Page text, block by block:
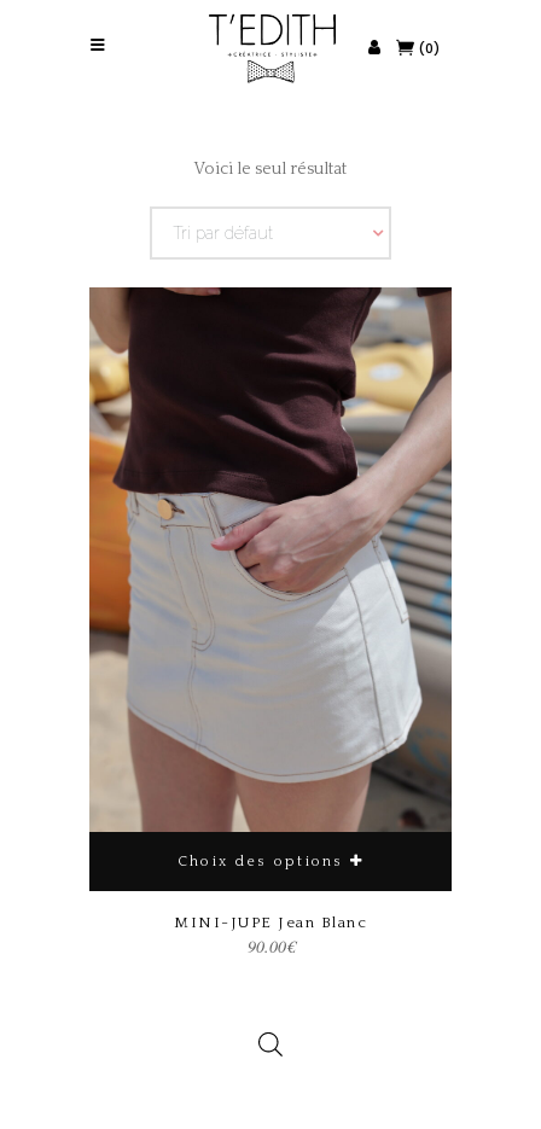
(0)
Voici le seul résultat
Tri par défaut
Choix des options
Ce produit a plusieurs variations. Les options peuvent être choisies sur la page du produit
MINI-JUPE Jean Blanc
90.00€